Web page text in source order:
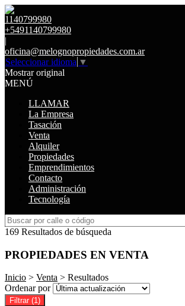
1140799980
+5491140799980
|
oficina@melognopropiedades.com.ar
Seleccionar idioma ▼
Mostrar original
MENÚ
LLAMAR
La Empresa
Tasación
Venta
Alquiler
Propiedades
Emprendimientos
Contacto
Administración
Tecnología
169 Resultados de búsqueda
PROPIEDADES EN VENTA
Inicio > Venta > Resultados
Ordenar por
Filtrar (1)